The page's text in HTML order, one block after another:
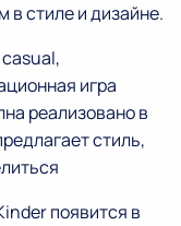
стиле и дизайне.
игра
реализовано в
стиль,
появится в